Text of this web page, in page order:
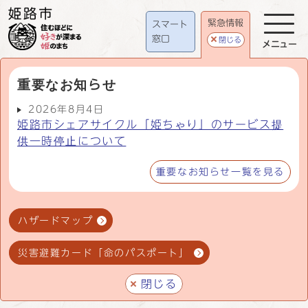
スマート
窓口
緊急情報
閉じる
重要なお知らせ
2026年8月4日
姫路市シェアサイクル「姫ちゃり」のサービス提
供一時停止について
重要なお知らせ一覧を見る
ハザードマップ
災害避難カード「命のパスポート」
閉じる
メニュー